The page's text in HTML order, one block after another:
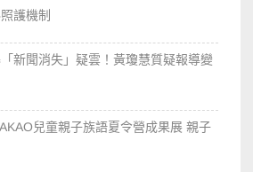
護機制
新聞消失」疑雲！黃瓊慧質疑報導變
兒童親子族語夏令營成果展 親子